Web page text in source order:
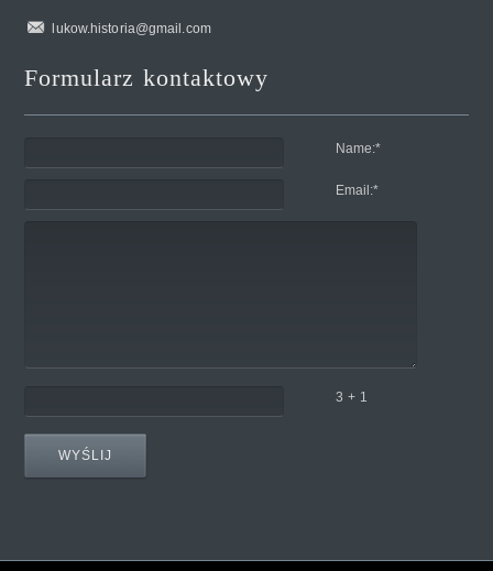
lukow.historia@gmail.com
Formularz kontaktowy
Name:*
Email:*
3 + 1